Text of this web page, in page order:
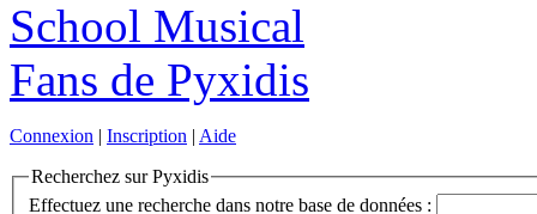
Connexion | Inscription | Aide
Recherchez sur Pyxidis
Effectuez une recherche dans notre base de données :